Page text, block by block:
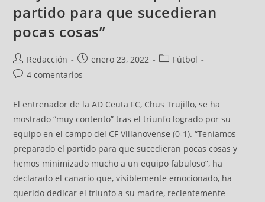
partido para que sucedieran
pocas cosas”
Redacción enero 23, 2022
Fútbol
4 comentarios
El entrenador de la AD Ceuta FC, Chus Trujillo, se ha
mostrado “muy contento” tras el triunfo logrado por su
equipo en el campo del CF Villanovense (0-1). “Teníamos
preparado el partido para que sucedieran pocas cosas y
hemos minimizado mucho a un equipo fabuloso”, ha
declarado el canario que, visiblemente emocionado, ha
querido dedicar el triunfo a su madre, recientemente